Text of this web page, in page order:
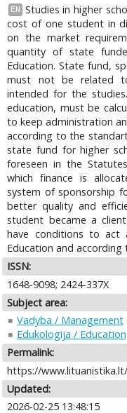
EN
Studies in higher
cost of one student in
on the market
quantity of state
Education. State fund,
must not be related
intended for the
education, must be
to keep administration
according to the
state fund for higher
foreseen in the
which finance is
system of sponsorship
better quality and
student became a
have conditions to act
Education and
ISSN:
1648-9098; 2424-337X
Subject area:
Vadyba / Management
Edukologija / Education
Permalink:
https://
Updated:
2026-02-25 13:48:15